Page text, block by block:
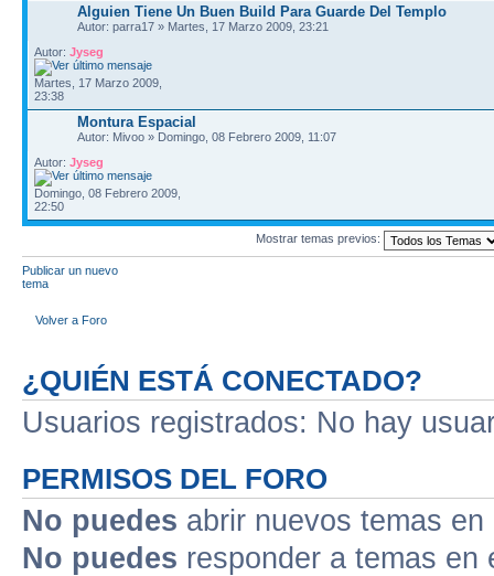
Alguien Tiene Un Buen Build Para Guarde Del Templo
Autor: parra17 » Martes, 17 Marzo 2009, 23:21
Autor: Jyseg
Martes, 17 Marzo 2009,
23:38
Montura Espacial
Autor: Mivoo » Domingo, 08 Febrero 2009, 11:07
Autor: Jyseg
Domingo, 08 Febrero 2009,
22:50
Mostrar temas previos:
Publicar un nuevo
tema
Volver a Foro
¿QUIÉN ESTÁ CONECTADO?
Usuarios registrados: No hay
PERMISOS DEL FORO
No puedes abrir nuevos temas
No puedes responder a temas en